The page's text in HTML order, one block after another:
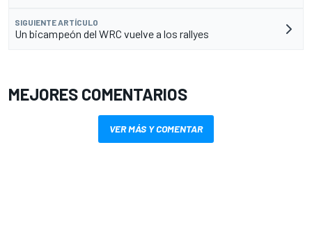
SIGUIENTE ARTÍCULO
Un bicampeón del WRC vuelve a los rallyes
MEJORES COMENTARIOS
VER MÁS Y COMENTAR